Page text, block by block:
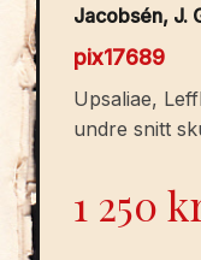
Jacobsén, J.
pix17689
Upsaliae,
undre snitt
1 250